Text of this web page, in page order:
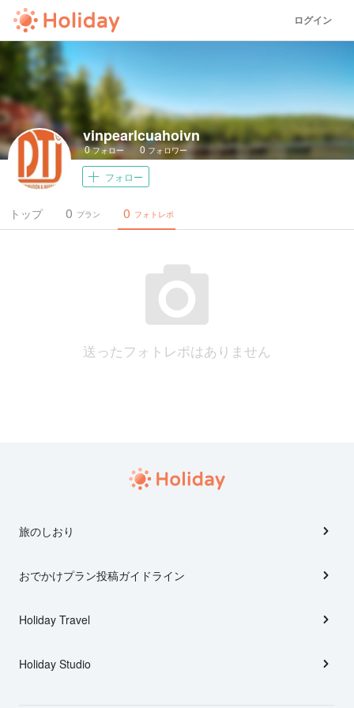
ログイン
vinpearlcuahoivn
0フォロー 0 フォロワー
フォロー
トップ プラン
0 フォトレポ
0
送ったフォトレポはありません
旅のしおり
おでかけプラン投稿ガイドライン
Holiday Travel
Holiday Studio